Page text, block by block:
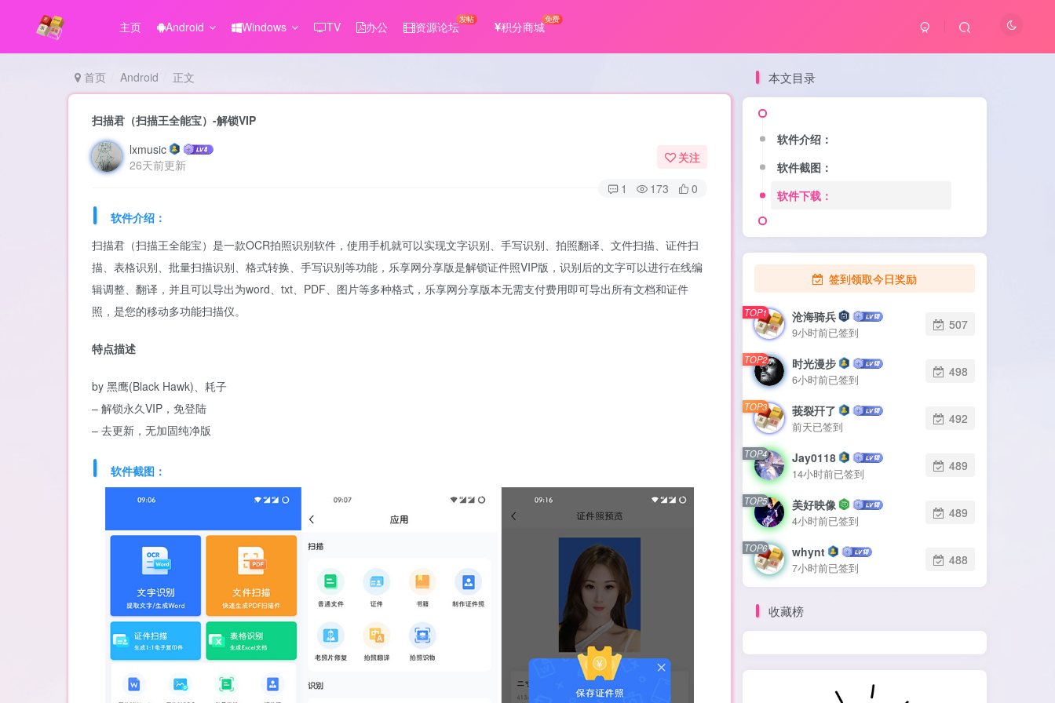
主页 Android Windows TV 办公 资源论坛
发帖
积分商城
免费
首页 Android 正文
扫描君（扫描王全能宝）-解锁VIP
lxmusic
26天前更新
关注
1
173
0
软件介绍：
扫描君（扫描王全能宝）是一款OCR拍照识别软件，使用手机就可以实现文字识别、手写识别、拍照翻译、文件扫描、证件扫
描、表格识别、批量扫描识别、格式转换、手写识别等功能，乐享网分享版是解锁证件照VIP版，识别后的文字可以进行在线编
辑调整、翻译，并且可以导出为word、txt、PDF、图片等多种格式，乐享网分享版本无需支付费用即可导出所有文档和证件
照，是您的移动多功能扫描仪。
特点描述
by 黑鹰(Black Hawk)、耗子
– 解锁永久VIP，免登陆
– 去更新，无加固纯净版
软件截图：
本文目录
软件介绍：
软件截图：
软件下载：
签到领取今日奖励
TOP1 沧海骑兵
9小时前已签到
507
TOP2 时光漫步
6小时前已签到
498
TOP3 莪裂幵了
前天已签到
492
TOP4 Jay0118
14小时前已签到
489
TOP5 美好映像
4小时前已签到
489
TOP6 whynt
7小时前已签到
488
收藏榜